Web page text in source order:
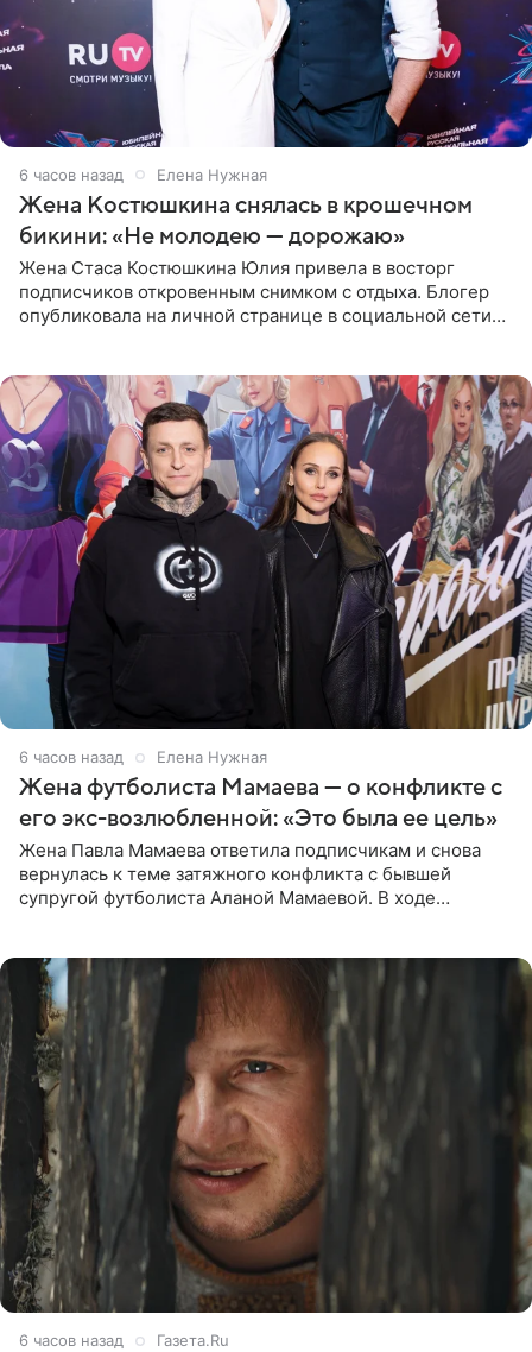
6 часов назад Елена Нужная
Жена Костюшкина снялась в крошечном
бикини: «Не молодею — дорожаю»
Жена Стаса Костюшкина Юлия привела в восторг
подписчиков откровенным снимком с отдыха. Блогер
опубликовала на личной странице в социальной сети
6 часов назад Елена Нужная
Жена футболиста Мамаева — о конфликте с
его экс-возлюбленной: «Это была ее цель»
Жена Павла Мамаева ответила подписчикам и снова
вернулась к теме затяжного конфликта с бывшей
супругой футболиста Аланой Мамаевой. В ходе
6 часов назад Газета.Ru